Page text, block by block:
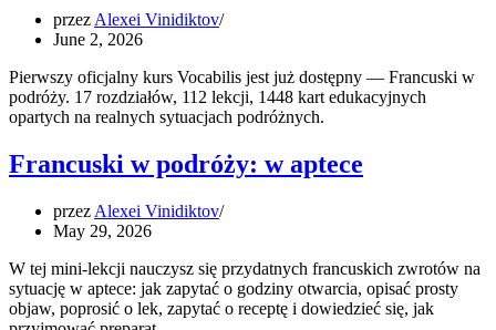
przez Alexei Vinidiktov
June 2, 2026
Pierwszy oficjalny kurs Vocabilis jest już dostępny — Francuski w
podróży. 17 rozdziałów, 112 lekcji, 1448 kart edukacyjnych
opartych na realnych sytuacjach podróżnych.
Francuski w podróży: w aptece
przez Alexei Vinidiktov
May 29, 2026
W tej mini-lekcji nauczysz się przydatnych francuskich zwrotów na
sytuację w aptece: jak zapytać o godziny otwarcia, opisać prosty
objaw, poprosić o lek, zapytać o receptę i dowiedzieć się, jak